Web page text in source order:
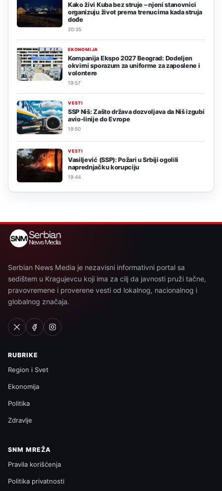
Kako živi Kuba bez struje – njeni stanovnici
organizuju život prema trenucima kada struja
dođe
20:35
EKONOMIJA
Kompanija Ekspo 2027 Beograd: Dodeljen
okvirni sporazum za uniforme za zaposlene i
volontere
19:57
VESTI
SSP Niš: Zašto država dozvoljava da Niš izgubi
avio-linije do Evrope
19:50
VESTI
Vasiljević (SSP): Požari u Srbiji ogolili
naprednjačku korupciju
19:44
Serbian News Media je nezavisni informativni portal sa
sedištem u Kragujevcu koji ima za cilj da javnosti pruži tačne,
pravovremene i proverene vesti od lokalnog, nacionalnog i
globalnog značaja.
RUBRIKE
Region i Svet
Ekonomija
Politika
Zdravlje
SNM MREŽA
Pravila korišćenja
Politika privatnosti